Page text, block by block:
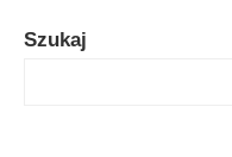
Szukaj